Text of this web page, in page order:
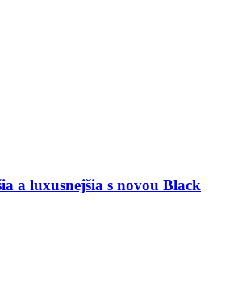
a luxusnejšia s novou Black